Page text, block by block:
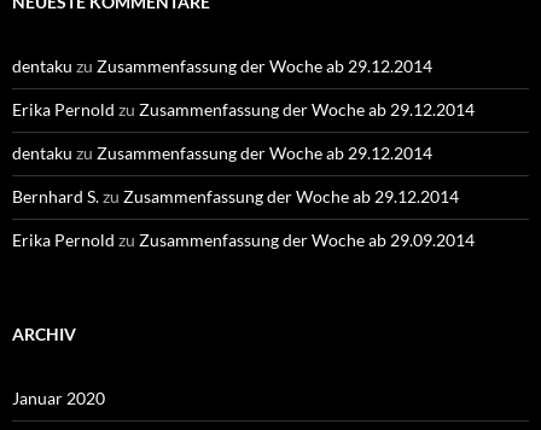
dentaku zu Zusammenfassung der Woche ab 29.12.2014
Erika Pernold zu Zusammenfassung der Woche ab 29.12.2014
dentaku zu Zusammenfassung der Woche ab 29.12.2014
Bernhard S.zu Zusammenfassung der Woche ab 29.12.2014
Erika Pernold zu Zusammenfassung der Woche ab 29.09.2014
ARCHIV
Januar 2020